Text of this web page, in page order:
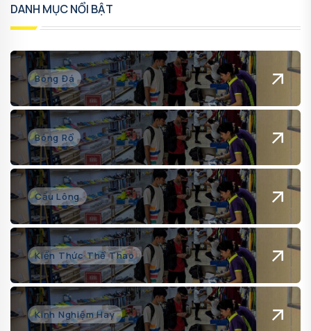
DANH MỤC NỔI BẬT
Bóng Đá
Bóng Rổ
Cầu Lông
Kiến Thức Thể Thao
Kinh Nghiệm Hay